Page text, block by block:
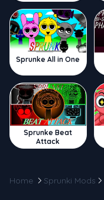
Sprunke All in One
Sprunke Beat
Attack
Home Sprunki Mods